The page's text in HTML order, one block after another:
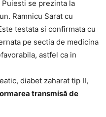
Puiesti se prezinta la
Ramnicu Sarat cu
testata si confirmata cu
pe sectia de medicina
astfel ca in
diabet zaharat tip II,
transmisă de